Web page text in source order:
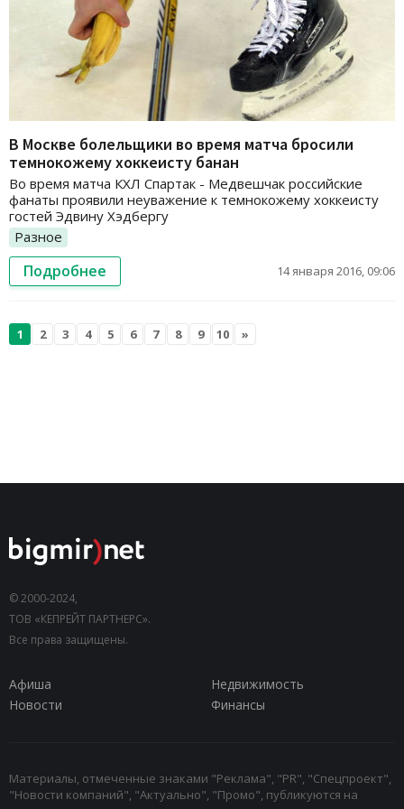
В Москве болельщики во время матча бросили
темнокожему хоккеисту банан
Во время матча КХЛ Спартак - Медвешчак российские
фанаты проявили неуважение к темнокожему хоккеисту
гостей Эдвину Хэдбергу
Разное
Подробнее 14 января 2016, 09:06
1 2 3 4 5 6 7 8 9 10 »
© 2000-2024,
ТОВ «КЕПРЕЙТ ПАРТНЕРС».
Все права защищены.
Афиша
Недвижимость
Новости
Финансы
Материалы, отмеченные знаками "Реклама", "PR", "Спецпроект",
"Новости компаний", "Актуально", "Промо", публикуются на